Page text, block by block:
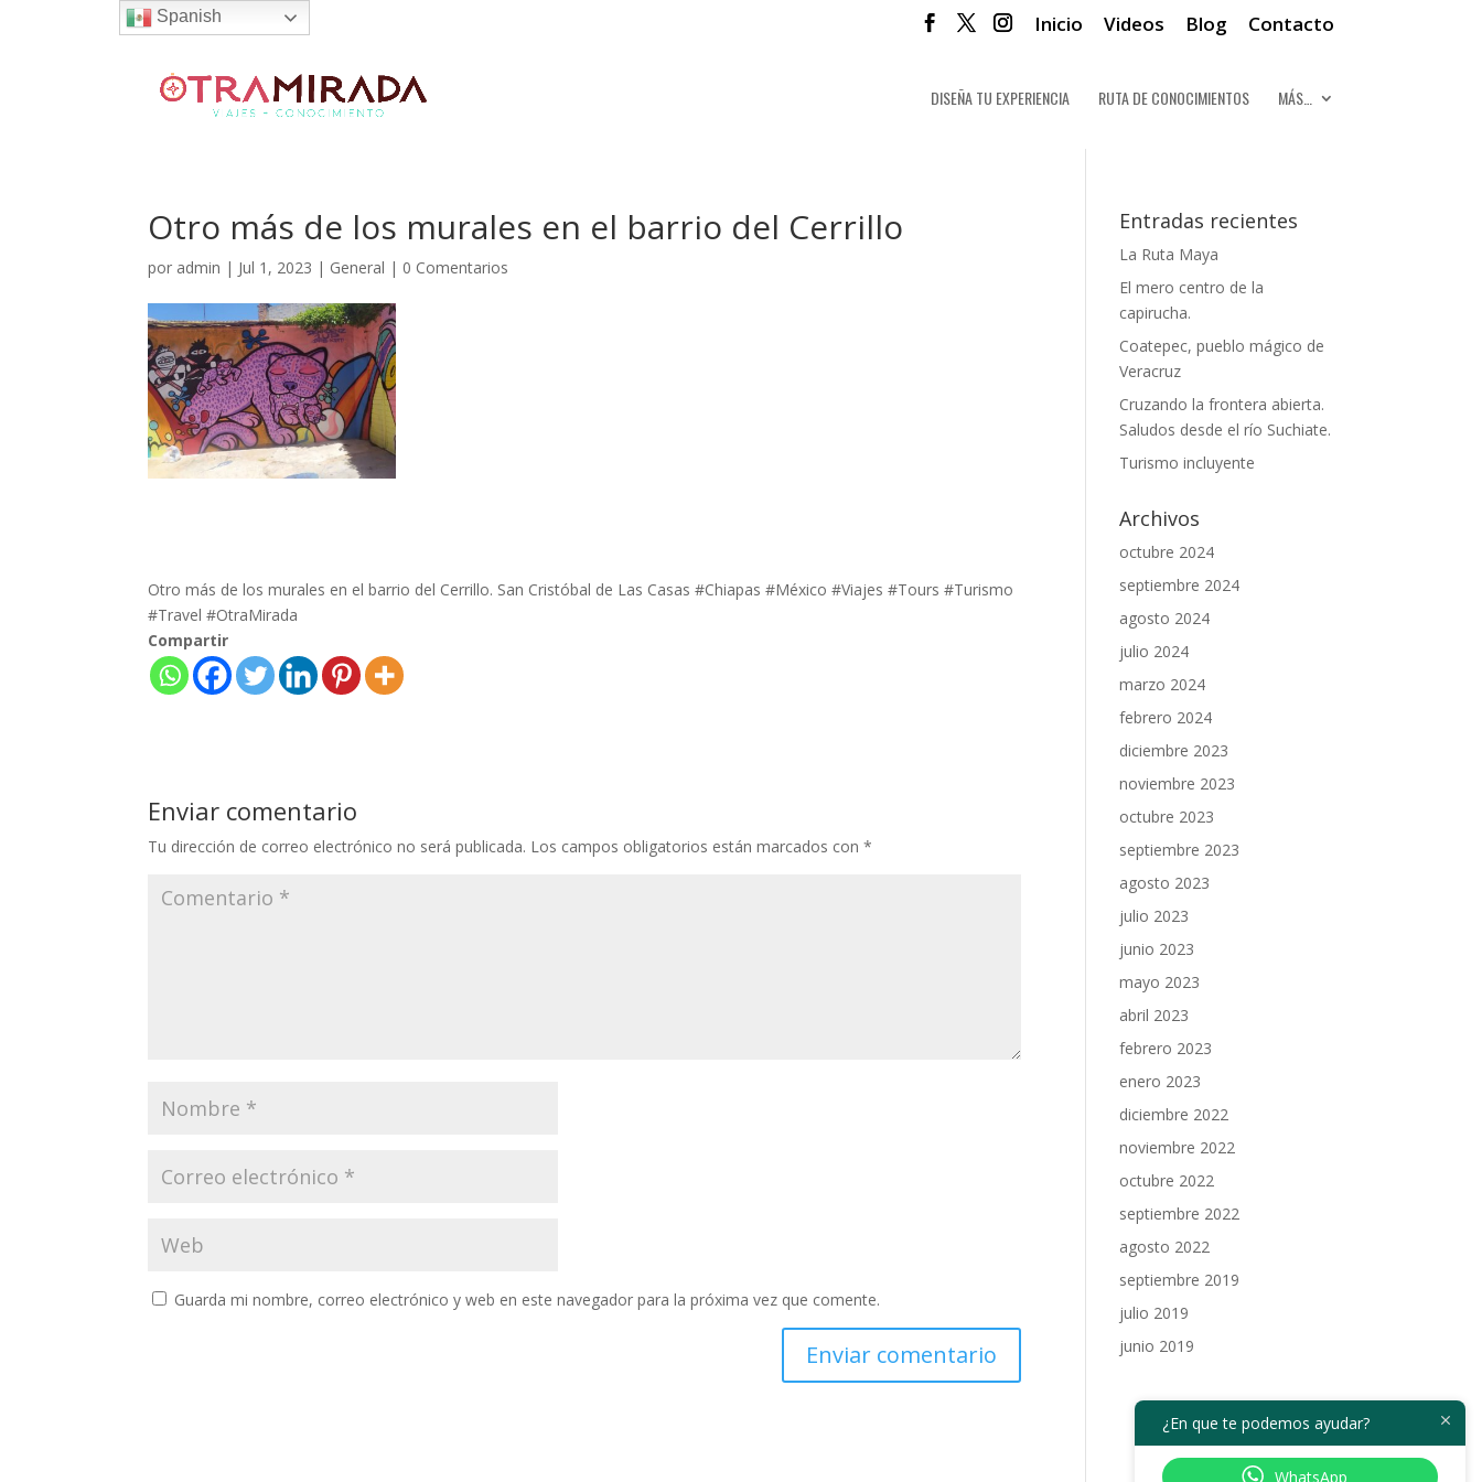
Inicio Videos Blog Contacto
DISEÑA TU EXPERIENCIA RUTA DE CONOCIMIENTOS MÁS…
Otro más de los murales en el barrio del Cerrillo
por admin | Jul 1, 2023 | General | 0 Comentarios
Otro más de los murales en el barrio del Cerrillo. San Cristóbal de Las Casas #Chiapas #México #Viajes #Tours #Turismo
#Travel #OtraMirada
Compartir
Enviar comentario
Tu dirección de correo electrónico no será publicada. Los campos obligatorios están marcados con*
Guarda mi nombre, correo electrónico y web en este navegador para la próxima vez que comente.
Entradas recientes
La Ruta Maya
El mero centro de la
capirucha.
Coatepec, pueblo mágico de
Veracruz
Cruzando la frontera abierta.
Saludos desde el río Suchiate.
Turismo incluyente
Archivos
octubre 2024
septiembre 2024
agosto 2024
julio 2024
marzo 2024
febrero 2024
diciembre 2023
noviembre 2023
octubre 2023
septiembre 2023
agosto 2023
julio 2023
junio 2023
mayo 2023
abril 2023
febrero 2023
enero 2023
diciembre 2022
noviembre 2022
octubre 2022
septiembre 2022
agosto 2022
septiembre 2019
julio 2019
junio 2019
Spanish
¿En que te podemos ayudar?
WhatsApp